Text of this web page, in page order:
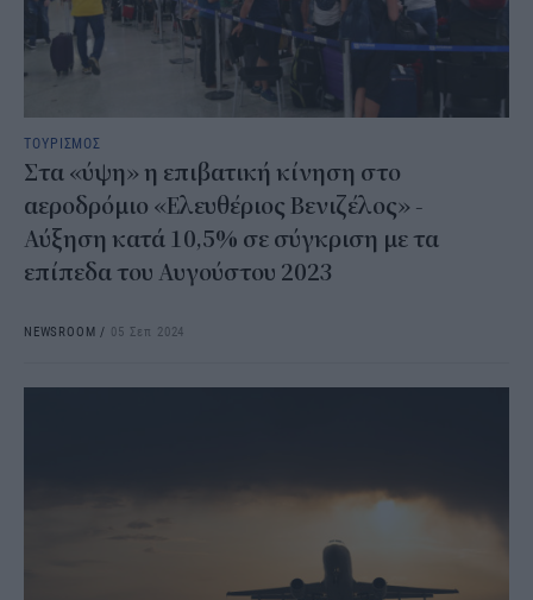
ΤΟΥΡΙΣΜΟΣ
Στα «ύψη» η επιβατική κίνηση στο
αεροδρόμιο «Ελευθέριος Βενιζέλος» -
Αύξηση κατά 10,5% σε σύγκριση με τα
επίπεδα του Αυγούστου 2023
NEWSROOM / 05 Σεπ 2024